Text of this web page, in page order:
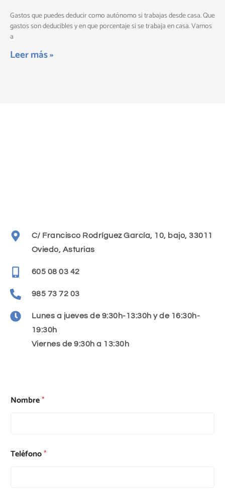
Gastos que puedes deducir como autónomo si trabajas desde casa. Que
gastos son deducibles y en que porcentaje si se trabaja en casa. Vamos
a
Leer más »
C/ Francisco Rodríguez García, 10, bajo, 33011
Oviedo, Asturias
605 08 03 42
985 73 72 03
Lunes a jueves de 9:30h-13:30h y de 16:30h-
19:30h
Viernes de 9:30h a 13:30h
Nombre*
Teléfono*